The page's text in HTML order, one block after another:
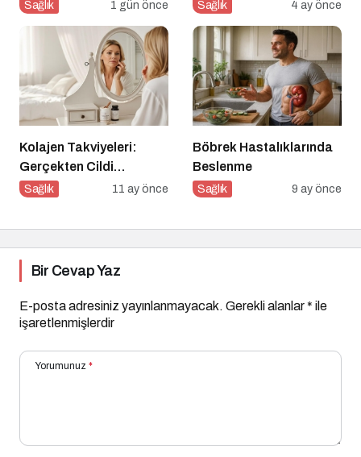
Sağlık 1 gün önce Sağlık 4 ay önce
Kolajen Takviyeleri:
Gerçekten Cildi
Gençleştiriyor mu?
Sağlık 11 ay önce
Böbrek Hastalıklarında
Beslenme
Sağlık 9 ay önce
Bir Cevap Yaz
E-posta adresiniz yayınlanmayacak. Gerekli alanlar* ile
işaretlenmişlerdir
Yorumunuz *